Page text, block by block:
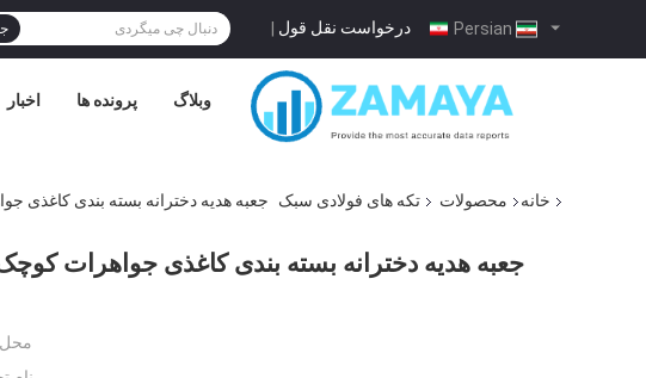
درخواست نقل قول |
اخبار پرونده ها وبلاگ
خانه محصولات تکه های فولادی سبک جعبه هدیه دخترانه بسته بندی کاغذی
جعبه هدیه دخترانه بسته بندی کاغذی جواهرات
محل